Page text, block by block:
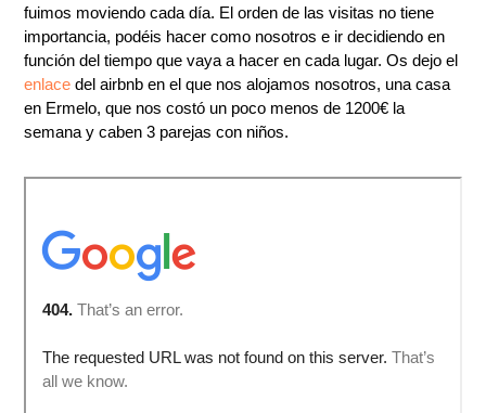
fuimos moviendo cada día. El orden de las visitas no tiene
importancia, podéis hacer como nosotros e ir decidiendo en
función del tiempo que vaya a hacer en cada lugar. Os dejo el
enlace del airbnb en el que nos alojamos nosotros, una casa
en Ermelo, que nos costó un poco menos de 1200€ la
semana y caben 3 parejas con niños.